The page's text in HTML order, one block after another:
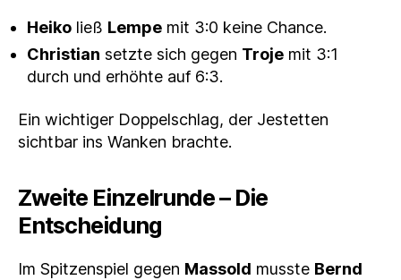
Heiko ließ Lempe mit 3:0 keine Chance.
Christian setzte sich gegen Troje mit 3:1
durch und erhöhte auf 6:3.
Ein wichtiger Doppelschlag, der Jestetten
sichtbar ins Wanken brachte.
Zweite Einzelrunde – Die
Entscheidung
Im Spitzenspiel gegen Massold musste Bernd